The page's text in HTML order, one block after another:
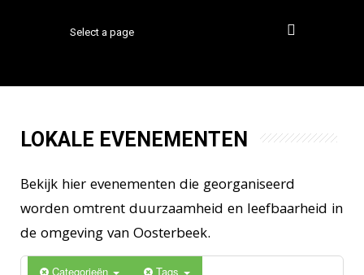
LOKALE EVENEMENTEN
Bekijk hier evenementen die georganiseerd
worden omtrent duurzaamheid en leefbaarheid in
de omgeving van Oosterbeek.
Categorieën Tags